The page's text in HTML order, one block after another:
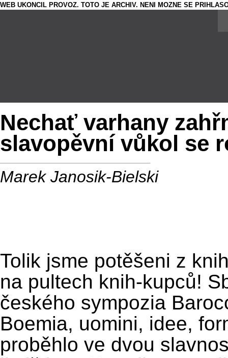
WEB UKONCIL PROVOZ. TOTO JE ARCHIV. NENI MOZNE SE
Nechať varhany
slavopěvní vůkol se
Marek Janosik-Bielski
Tolik jsme potěšeni z
na pultech knih-kupců!
českého sympozia
Boemia, uomini, idee,
proběhlo ve dvou